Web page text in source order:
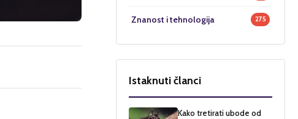
Znanost i tehnologija 275
Istaknuti članci
Kako tretirati ubode od